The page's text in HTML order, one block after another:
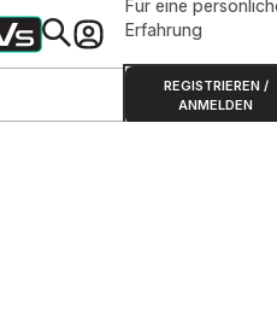
Für eine
Erfahrung
REGISTRIEREN /
ANMELDEN